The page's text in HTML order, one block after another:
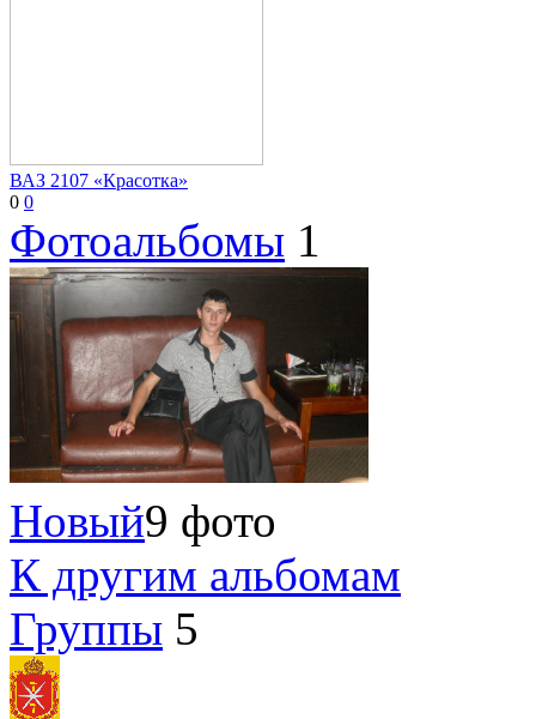
ВАЗ 2107 «Красотка»
0 0
Фотоальбомы 1
Новый9 фото
К другим альбомам
Группы 5